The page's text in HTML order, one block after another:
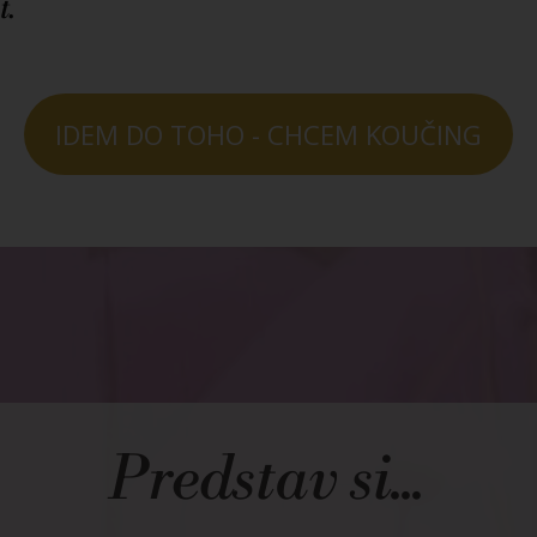
IDEM DO TOHO - CHCEM KOUČING
Predstav si...